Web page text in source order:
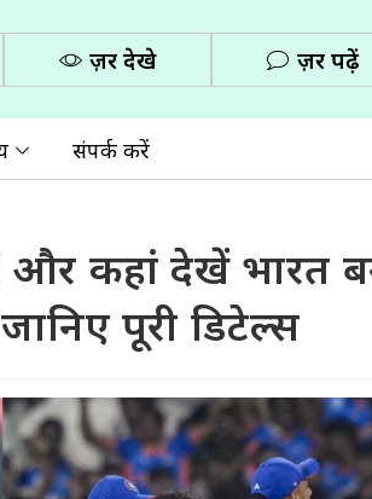
ज़रूर देखे ज़रूर पढ़ें
संपर्क करें
कहां देखें भारत
पूरी डिटेल्स